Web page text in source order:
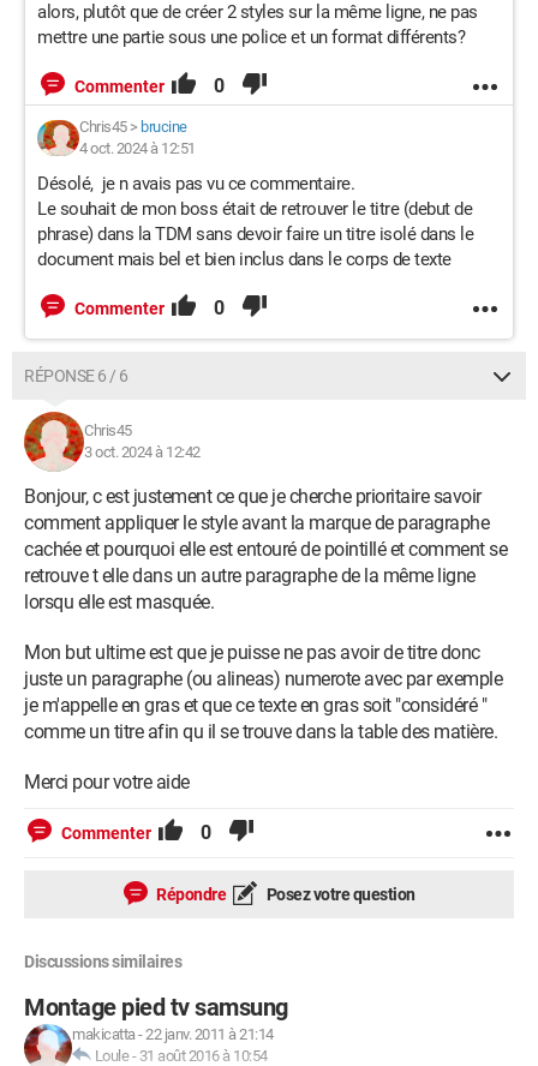
alors, plutôt que de créer 2 styles sur la même ligne, ne pas
mettre une partie sous une police et un format différents?
Commenter 0
Chris45> brucine
4 oct. 2024 à 12:51
Désolé, je n avais pas vu ce commentaire.
Le souhait de mon boss était de retrouver le titre (debut de
phrase) dans la TDM sans devoir faire un titre isolé dans le
document mais bel et bien inclus dans le corps de texte
Commenter 0
RÉPONSE 6 / 6
Chris45
3 oct. 2024 à 12:42
Bonjour, c est justement ce que je cherche prioritaire savoir
comment appliquer le style avant la marque de paragraphe
cachée et pourquoi elle est entouré de pointillé et comment se
retrouve t elle dans un autre paragraphe de la même ligne
lorsqu elle est masquée.
Mon but ultime est que je puisse ne pas avoir de titre donc
juste un paragraphe (ou alineas) numerote avec par exemple
je m'appelle en gras et que ce texte en gras soit "considéré "
comme un titre afin qu il se trouve dans la table des matière.
Merci pour votre aide
Commenter 0
Répondre Posez votre question
Discussions similaires
Montage pied tv samsung
makicatta-22 janv. 2011 à 21:14
Loule- 31 août 2016 à 10:54